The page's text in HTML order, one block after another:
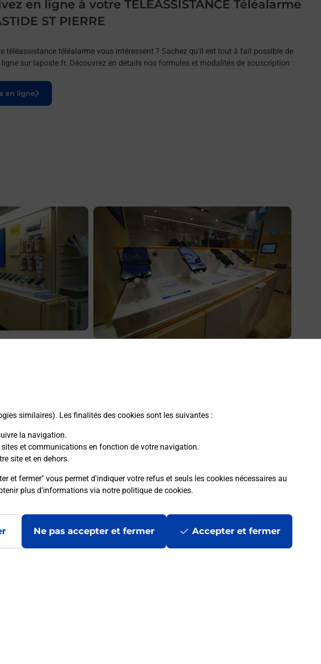
similaires). Les finalités des cookies sont les suivantes :
la navigation.
et communications en fonction de votre navigation.
site et en dehors.
et fermer" vous permet d'indiquer votre refus et seuls les cookies nécessaires au
plus d'informations via notre politique de cookies.
Ne pas accepter et fermer Accepter et fermer
en ligne à votre TELEASSISTANCE Téléalarme
ST PIERRE
téléassistance téléalarme vous intéressent ? Sachez qu'il est tout à fait possible de
ligne sur laposte.fr. Découvrez en détails nos formules et modalités de souscription :
en ligne
dans un nouvel onglet
SAINT PIERRE
En savoir plus
ce que c’est ?